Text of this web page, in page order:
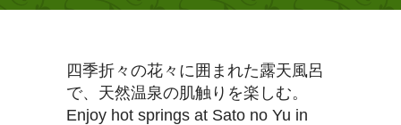
四季折々の花々に囲まれた露天風呂
で、天然温泉の肌触りを楽しむ。
Enjoy hot springs at Sato no Yu in